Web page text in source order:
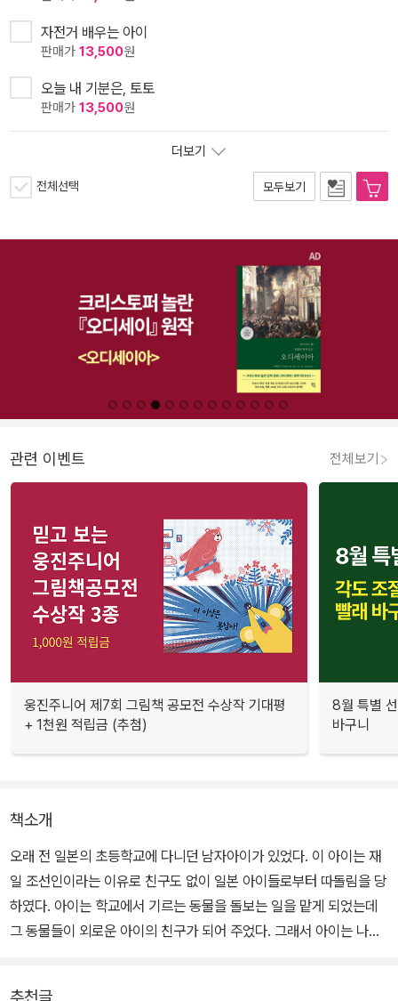
자전거 배우는 아이
판매가 13,500원
오늘 내 기분은, 토토
판매가 13,500원
더보기
전체선택 모두보기
관련 이벤트 전체보기
웅진주니어 제7회 그림책 공모전 수상작 기대평
+ 1천원 적립금 (추첨)
8월 특별
바구니
책소개
오래 전 일본의 초등학교에 다니던 남자아이가 있었다. 이 아이는 재
일 조선인이라는 이유로 친구도 없이 일본 아이들로부터 따돌림을 당
하였다. 아이는 학교에서 기르는 동물을 돌보는 일을 맡게 되었는데
그 동물들이 외로운 아이의 친구가 되어 주었다. 그래서 아이는 나중